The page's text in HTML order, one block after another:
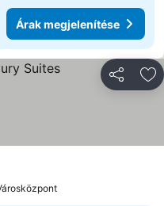
Árak megjelenítése
megjelenítése